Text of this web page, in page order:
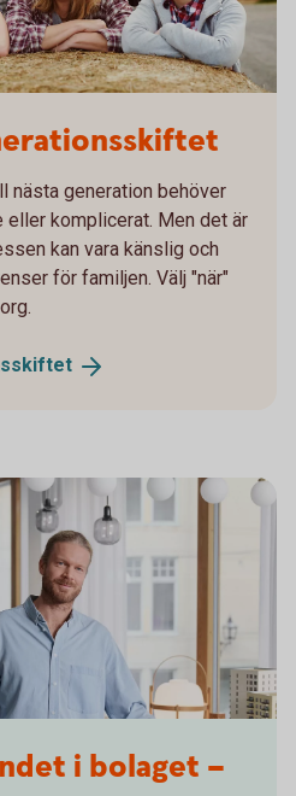
nästa generation behöver
eller komplicerat. Men det är
kan vara känslig och
för familjen. Välj "när"
i bolaget –